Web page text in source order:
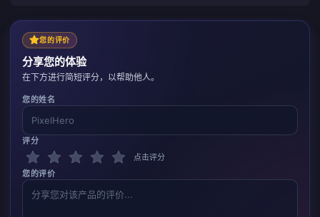
您的评价
分享您的体验
在下方进行简短评分，以帮助他人。
您的姓名
评分
点击评分
您的评价